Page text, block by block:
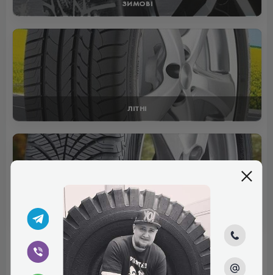
ЗИМОВІ
ЛІТНІ
ВСЕСЕЗОННІ
Отзывы (0)